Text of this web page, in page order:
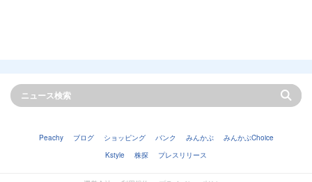
Peachy ブログ ショッピング バンク みんかぶ
みんかぶChoice
Kstyle
株探 プレスリリース